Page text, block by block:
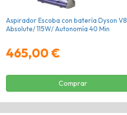
Aspirador Escoba con batería Dyson V8
Absolute/ 115W/ Autonomía 40 Min
465,00 €
Comprar